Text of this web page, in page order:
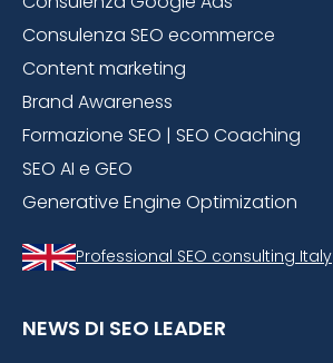
Consulenza SEO ecommerce
Content marketing
Brand Awareness
Formazione SEO | SEO Coaching
SEO AI e GEO
Generative Engine Optimization
Professional SEO consulting Italy
NEWS DI SEO LEADER